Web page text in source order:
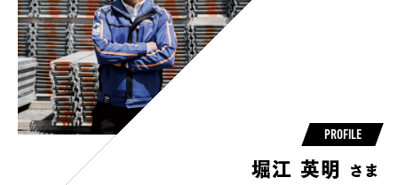
PROFILE
堀江 英明 さま